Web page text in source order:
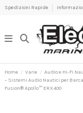
Spedizioni Rapide
Home Varie Audio e Hi-Fi
– Sistemi Audio Nautici per Barca
Fusion® Apollo™ ERX400